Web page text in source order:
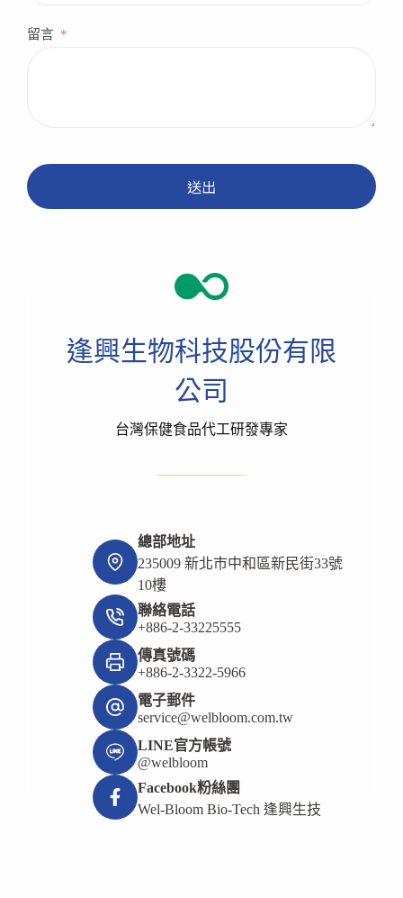
逢興生物科技股份有限
公司
台灣保健食品代工研發專家
總部地址
235009 新北市中和區新民街33號
10樓
聯絡電話
+886-2-33225555
傳真號碼
+886-2-3322-5966
電子郵件
service@welbloom.com.tw
LINE官方帳號
@welbloom
Facebook粉絲團
Wel-Bloom Bio-Tech 逢興生技
留言
送出